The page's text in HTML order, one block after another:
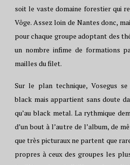
soit le vaste domaine forestier qui
Vôge. Assez loin de Nantes donc,
pour chaque groupe adoptant des
un nombre infime de formations
mailles du filet.
Sur le plan technique, Vosegus
black mais appartient sans doute
qu’au black metal. La rythmique
d’un bout à l’autre de l’album, de
que très picturaux ne partent que
propres à ceux des groupes les